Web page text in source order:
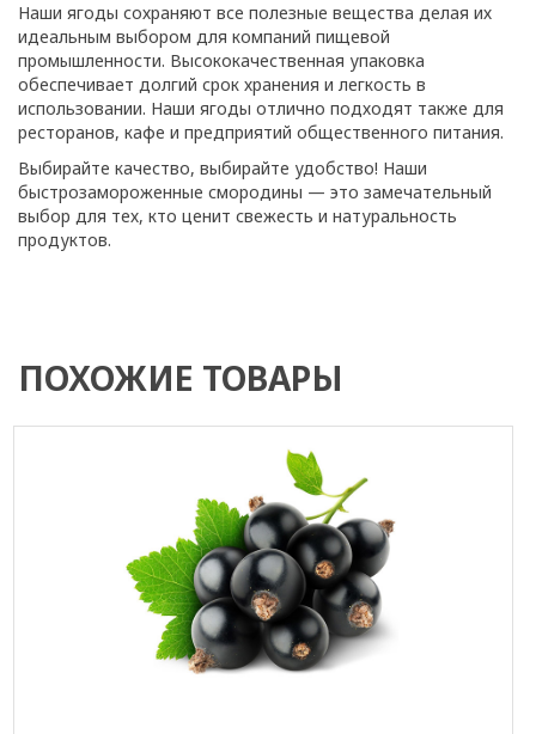
Наши ягоды сохраняют все полезные вещества делая их
идеальным выбором для компаний пищевой
промышленности. Высококачественная упаковка
обеспечивает долгий срок хранения и легкость в
использовании. Наши ягоды отлично подходят также для
ресторанов, кафе и предприятий общественного питания.
Выбирайте качество, выбирайте удобство! Наши
быстрозамороженные смородины — это замечательный
выбор для тех, кто ценит свежесть и натуральность
продуктов.
ПОХОЖИЕ ТОВАРЫ